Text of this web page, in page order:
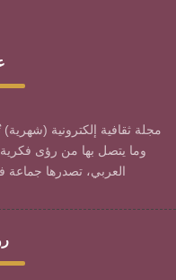
مجلة ثقافية إلكترونية (شهرية)
وما يتصل بها من رؤى فكرية
العربي، تصدرها جماعة